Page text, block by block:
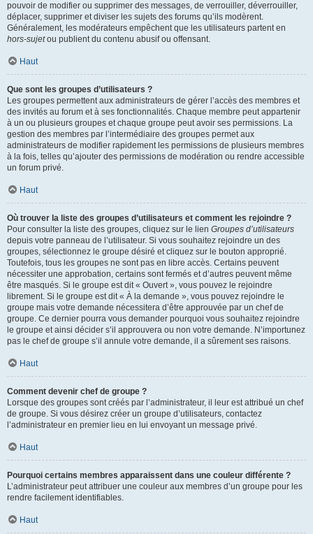
pouvoir de modifier ou supprimer des messages, de verrouiller, déverrouiller,
déplacer, supprimer et diviser les sujets des forums qu’ils modèrent.
Généralement, les modérateurs empêchent que les utilisateurs partent en
hors-sujetou publient du contenu abusif ou offensant.
Haut
Que sont les groupes d’utilisateurs ?
Les groupes permettent aux administrateurs de gérer l’accès des membres et
des invités au forum et à ses fonctionnalités. Chaque membre peut appartenir
à un ou plusieurs groupes et chaque groupe peut avoir ses permissions. La
gestion des membres par l’intermédiaire des groupes permet aux
administrateurs de modifier rapidement les permissions de plusieurs membres
à la fois, telles qu’ajouter des permissions de modération ou rendre accessible
un forum privé.
Haut
Où trouver la liste des groupes d’utilisateurs et comment les rejoindre ?
Pour consulter la liste des groupes, cliquez sur le lien Groupes d’utilisateurs
depuis votre panneau de l’utilisateur. Si vous souhaitez rejoindre un des
groupes, sélectionnez le groupe désiré et cliquez sur le bouton approprié.
Toutefois, tous les groupes ne sont pas en libre accès. Certains peuvent
nécessiter une approbation, certains sont fermés et d’autres peuvent même
être masqués. Si le groupe est dit « Ouvert », vous pouvez le rejoindre
librement. Si le groupe est dit « À la demande », vous pouvez rejoindre le
groupe mais votre demande nécessitera d’être approuvée par un chef de
groupe. Ce dernier pourra vous demander pourquoi vous souhaitez rejoindre
le groupe et ainsi décider s’il approuvera ou non votre demande. N’importunez
pas le chef de groupe s’il annule votre demande, il a sûrement ses raisons.
Haut
Comment devenir chef de groupe ?
Lorsque des groupes sont créés par l’administrateur, il leur est attribué un chef
de groupe. Si vous désirez créer un groupe d’utilisateurs, contactez
l’administrateur en premier lieu en lui envoyant un message privé.
Haut
Pourquoi certains membres apparaissent dans une couleur différente ?
L’administrateur peut attribuer une couleur aux membres d’un groupe pour les
rendre facilement identifiables.
Haut